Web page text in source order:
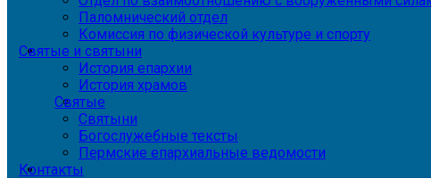
Паломнический отдел
Комиссия по физической культуре и спорту
Святые и святыни
История епархии
История храмов
Святые
Святыни
Богослужебные тексты
Пермские епархиальные ведомости
Контакты